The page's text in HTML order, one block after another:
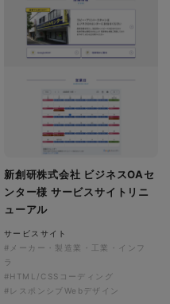
新創研株式会社 ビジネスOAセ
ンター様 サービスサイトリニ
ューアル
サービスサイト
#メーカー・製造業・工業・インフ
ラ
#HTML/CSSコーディング
#レスポンシブWebデザイン